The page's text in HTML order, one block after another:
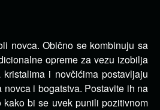
novca. Obično se kombinuju sa
opreme za vezu izobilja
i novčićima postavljaju
i bogatstva. Postavite ih na
bi se uvek punili pozitivnom